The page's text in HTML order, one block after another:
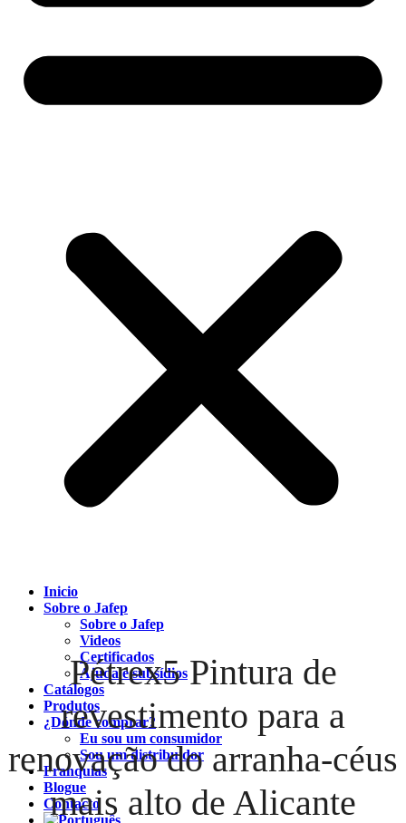
Inicio
Sobre o Jafep
Sobre o Jafep
Videos
Certificados
Ajuda e subsídios
Catálogos
Produtos
¿Dónde comprar?
Eu sou um consumidor
Sou um distribuidor
Franquias
Blogue
Contacto
Pétrex5 Pintura de
revestimento para a
renovação do arranha-céus
mais alto de Alicante